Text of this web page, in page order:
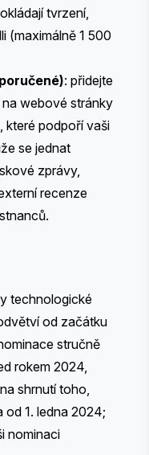
tvrzení,
(maximálně 1 500
: přidejte
webové stránky
které podpoří vaši
se jednat
zprávy,
recenze
technologické
od začátku
stručně
rokem 2024,
shrnutí toho,
1. ledna 2024;
nominaci